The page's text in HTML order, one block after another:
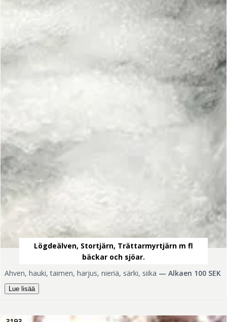
Lögdeälven, Stortjärn, Trättarmyrtjärn m fl
bäckar och sjöar.
Ahven, hauki, taimen, harjus, nieriä, särki, siika — Alkaen 100 SEK
Lue lisää